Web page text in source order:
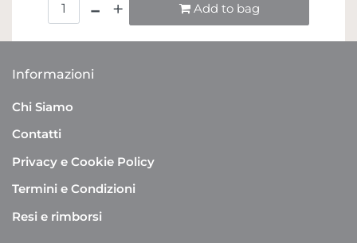
Add to bag
Informazioni
Chi Siamo
Contatti
Privacy e Cookie Policy
Termini e Condizioni
Resi e rimborsi